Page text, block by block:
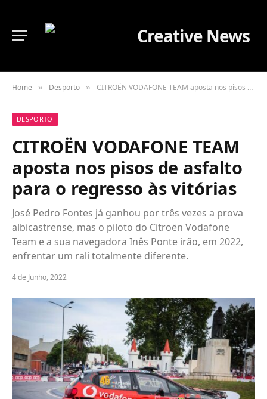
Home » Desporto » CITROËN VODAFONE TEAM aposta nos pisos de asfalto para o regresso às vitórias
DESPORTO
CITROËN VODAFONE TEAM
aposta nos pisos de asfalto
para o regresso às vitórias
José Pedro Fontes já ganhou por três vezes a prova
albicastrense, mas o piloto do Citroën Vodafone
Team e a sua navegadora Inês Ponte irão, em 2022,
enfrentar um rali totalmente diferente.
4 de Junho, 2022